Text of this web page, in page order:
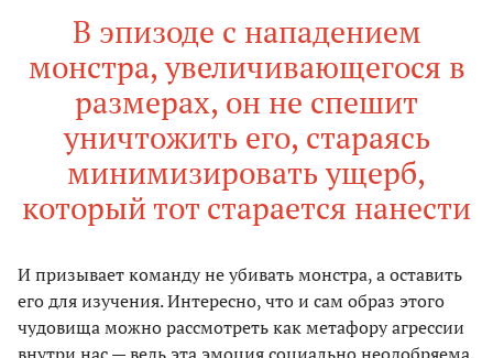
В эпизоде с нападением
монстра, увеличивающегося в
размерах, он не спешит
уничтожить его, стараясь
минимизировать ущерб,
который тот старается нанести
И призывает команду не убивать монстра, а оставить
его для изучения. Интересно, что и сам образ этого
чудовища можно рассмотреть как метафору агрессии